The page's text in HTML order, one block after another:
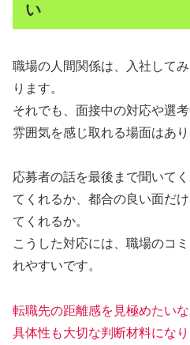
い
職場の人間関係は、入社して
ります。
それでも、面接中の対応や選
雰囲気を感じ取れる場面はあ
応募者の話を最後まで聞いて
てくれるか、都合の良い面だ
てくれるか。
こうした対応には、職場のコ
れやすいです。
転職先の距離感を見極めたい
具体性も大切な判断材料になり